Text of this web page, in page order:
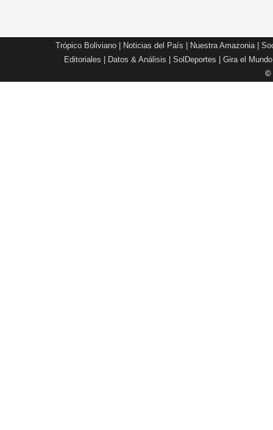
Trópico Boliviano Noticias del País Nuestra Amazonia|
Editoriales
Datos & Análisis SolDeportes Gira el Mundo
©